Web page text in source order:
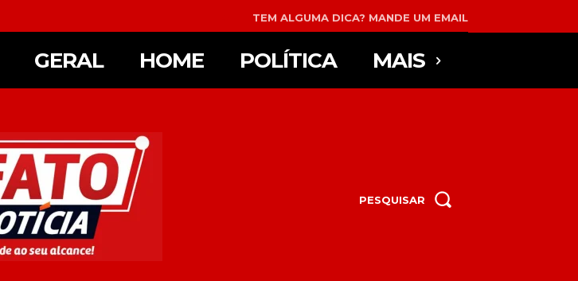
TEM ALGUMA DICA? MANDE UM EMAIL
GERAL HOME POLÍTICA MAIS
PESQUISAR